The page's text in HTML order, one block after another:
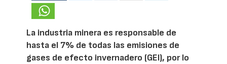
La industria minera es responsable de
hasta el 7% de todas las emisiones de
gases de efecto invernadero (GEI), por lo